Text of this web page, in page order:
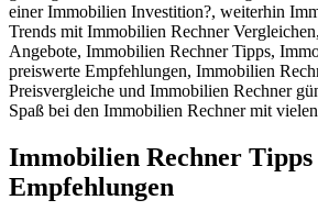
einer Immobilien Investition?, weiterhin
Trends mit Immobilien Rechner
Angebote, Immobilien Rechner Tipps,
preiswerte Empfehlungen, Immobilien
Preisvergleiche und Immobilien Rechner
Spaß bei den Immobilien Rechner mit
Immobilien Rechner Tipps
Empfehlungen